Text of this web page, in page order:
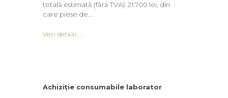
totală estimată (fără TVA): 21.700 lei, din
care piese de...
Vezi detalii ...
Achiziție consumabile laborator